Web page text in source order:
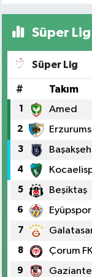
Süper
Süper Lig
# Takım
1 Amed
2
3
4
5 Beşiktaş
6 Eyüpspor
7
8 Çorum
9